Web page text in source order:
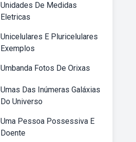
Unidades De Medidas
Eletricas
Unicelulares E Pluricelulares
Exemplos
Umbanda Fotos De Orixas
Umas Das Inúmeras Galáxias
Do Universo
Uma Pessoa Possessiva E
Doente